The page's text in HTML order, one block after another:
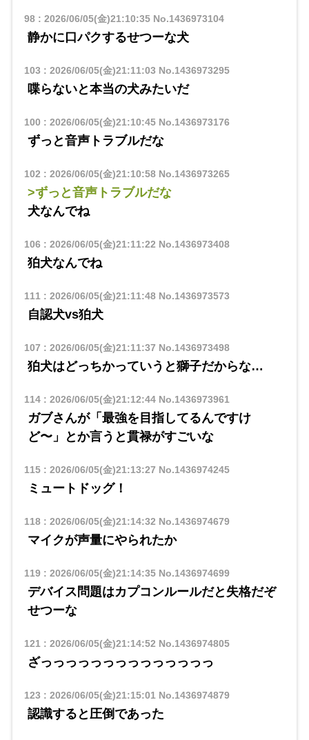
98: 2026/06/05(金)21:10:35No.1436973104
静かに口パクするせつーな犬
103 : 2026/06/05(金)21:11:03 No.1436973295
喋らないと本当の犬みたいだ
100 : 2026/06/05(金)21:10:45No.1436973176
ずっと音声トラブルだな
102 : 2026/06/05(金)21:10:58No.1436973265
>ずっと音声トラブルだな
犬なんでね
106 : 2026/06/05(金)21:11:22 No.1436973408
狛犬なんでね
111 : 2026/06/05(金)21:11:48No.1436973573
自認犬vs狛犬
107 : 2026/06/05(金)21:11:37 No.1436973498
狛犬はどっちかっていうと獅子だからな…
114: 2026/06/05(金)21:12:44No.1436973961
ガブさんが「最強を目指してるんですけ
ど〜」とか言うと貫禄がすごいな
115: 2026/06/05(金)21:13:27 No.1436974245
ミュートドッグ！
118: 2026/06/05(金)21:14:32 No.1436974679
マイクが声量にやられたか
119: 2026/06/05(金)21:14:35No.1436974699
デバイス問題はカプコンルールだと失格だぞ
せつーな
121 : 2026/06/05(金)21:14:52 No.1436974805
ざっっっっっっっっっっっっっっ
123 : 2026/06/05(金)21:15:01 No.1436974879
認識すると圧倒であった